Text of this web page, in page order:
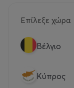
Επίλεξε χώρα
Βέλγιο
Κύπρος